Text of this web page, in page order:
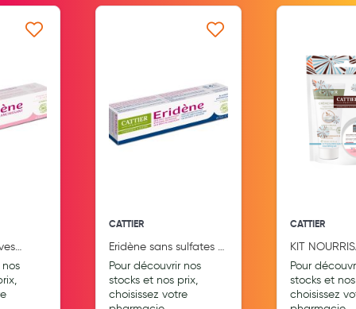
Phytothérapie
Gemmothérapie
Confiserie
Premiers soins
liste d’envie
CATTIER
Eridène sans sulfates -
75ml BIO
Pour découvrir nos
stocks et nos prix,
choisissez votre
Ajouter à ma liste d’envie
CATTIER
KIT
MAINS ET
Pour
stocks et
choisissez